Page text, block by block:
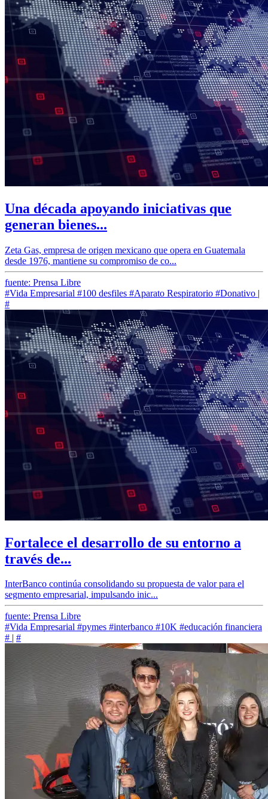
Una década apoyando iniciativas que
generan bienes...
Zeta Gas, empresa de origen mexicano que opera en Guatemala
desde 1976, mantiene su compromiso de co...
fuente: Prensa Libre
#Vida Empresarial #100 desfiles #Aparato Respiratorio #Donativo |
#
Fortalece el desarrollo de su entorno a
través de...
InterBanco continúa consolidando su propuesta de valor para el
segmento empresarial, impulsando inic...
fuente: Prensa Libre
#Vida Empresarial #pymes #interbanco #10K #educación financiera
# | #